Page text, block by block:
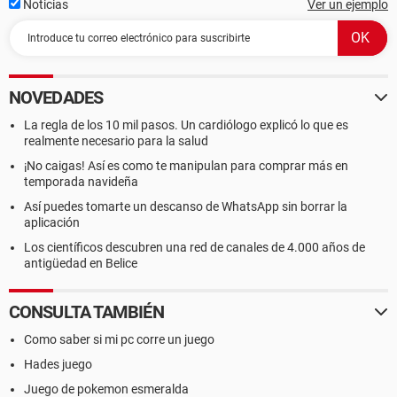
Fuerza XD cuando mas caminando con El huevo por la calle
derrempe vez a un señor
de traje que se te queda biendo y te pregunta--Que tienes en
las manos y tu--Nosee me lo encontre al estar
bagando y te lleva a su laboratorio y te dice que es un Huevo
de una especie
Tu le sonries feliz y le preguntas que de que especie y el te
dice que no podra decirte hasta
que el Huevo se abra entonces le dices como puedo hacer
que se abra y el te dice
que debes de cuidarlo muy bien entonces empezaras tipo
juego como Tamagotchi tendras
que cuidar del Huevo hasta que se abra XP
Noticias Ver un ejemplo
NOVEDADES
La regla de los 10 mil pasos. Un cardiólogo explicó lo que es
realmente necesario para la salud
¡No caigas! Así es como te manipulan para comprar más en
temporada navideña
Así puedes tomarte un descanso de WhatsApp sin borrar la
aplicación
Los científicos descubren una red de canales de 4.000 años de
antigüedad en Belice
CONSULTA TAMBIÉN
Como saber si mi pc corre un juego
Hades juego
Juego de pokemon esmeralda